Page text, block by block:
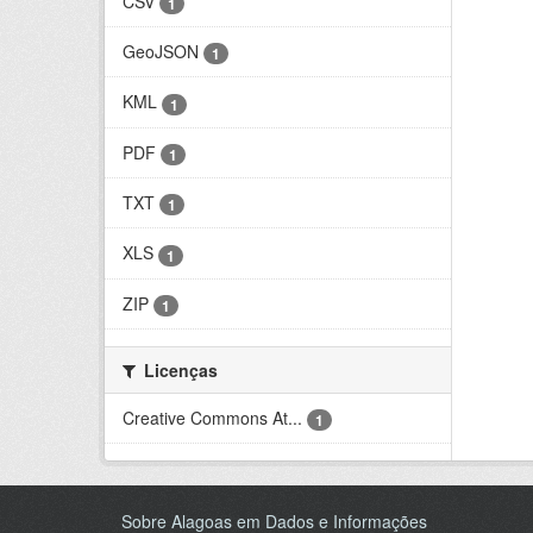
GeoJSON 1
KML 1
PDF 1
TXT 1
XLS 1
ZIP 1
Licenças
Creative Commons At...
1
Sobre Alagoas em Dados e Informações